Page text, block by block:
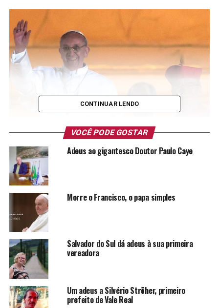
Coube ao cardeal Odilo Pedro Scherer, arcebispo de São
Paulo, o comunicado o falecimento nesta segunda-feira,
4 de julho, do cardeal Cláudio Hummes, arcebispo
emérito de São Paulo e prefeito emérito da Congregação
para o Clero:
“Comunico, com grande pesar, o falecimento do
Eminentíssimo Cardeal Cláudio Hummes, Arcebispo
emérito de São Paulo e Prefeito emérito da Congregação
para o Clero, no dia de hoje, com a idade de 88 anos
incompletos, após prolongada enfermidade, que
suportou com paciência e fé em Deus. O médico Dr.
Rodrigo Paulino constatou a morte do Cardeal, ocorrida
CONTINUAR LENDO
VOCÊ PODE GOSTAR
Adeus ao gigantesco Doutor Paulo Caye
Morre o Francisco, o papa simples
Salvador do Sul dá adeus à sua primeira
vereadora
Um adeus a Silvério Ströher, primeiro
prefeito de Vale Real